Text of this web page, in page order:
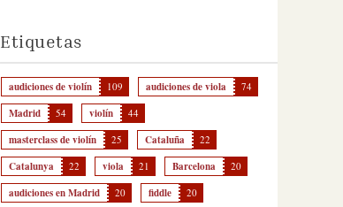
Etiquetas
audiciones de violín 109 audiciones de viola 74
Madrid 54 violín 44
masterclass de violín 25 Cataluña 22
Catalunya 22 viola 21 Barcelona 20
audiciones en Madrid 20 fiddle 20